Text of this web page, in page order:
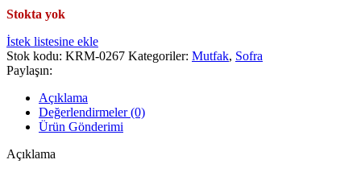
Stokta yok
İstek listesine ekle
Stok kodu: KRM-0267 Kategoriler: Mutfak, Sofra
Paylaşın:
Açıklama
Değerlendirmeler (0)
Ürün Gönderimi
Açıklama